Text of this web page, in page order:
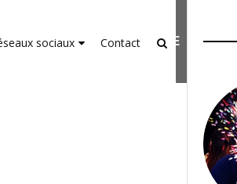
sociaux Contact
agent
usage
LEARN MORE GOT IT